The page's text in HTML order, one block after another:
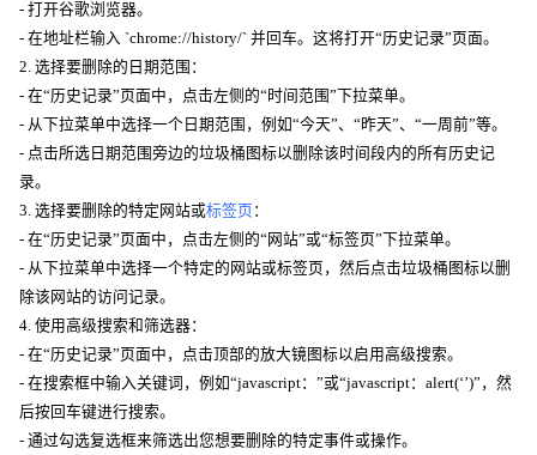
- 打开谷歌浏览器。
- 在地址栏输入 `chrome://history/` 并回车。这将打开“历史记录”页面。
2. 选择要删除的日期范围：
- 在“历史记录”页面中，点击左侧的“时间范围”下拉菜单。
- 从下拉菜单中选择一个日期范围，例如“今天”、“昨天”、“一周前”等。
- 点击所选日期范围旁边的垃圾桶图标以删除该时间段内的所有历史记
录。
3. 选择要删除的特定网站或标签页 ：
- 在“历史记录”页面中，点击左侧的“网站”或“标签页”下拉菜单。
- 从下拉菜单中选择一个特定的网站或标签页，然后点击垃圾桶图标以删
除该网站的访问记录。
4. 使用高级搜索和筛选器：
- 在“历史记录”页面中，点击顶部的放大镜图标以启用高级搜索。
- 在搜索框中输入关键词，例如“javascript：”或“javascript：alert(‘’)”，然
后按回车键进行搜索。
- 通过勾选复选框来筛选出您想要删除的特定事件或操作。